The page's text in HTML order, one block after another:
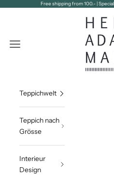
Zum Inhalt springenFree shipping from 100.- |
Hedi
Navigationsmenü öffnen
Teppichwelt
Teppich nach
Grösse
Interieur
Design